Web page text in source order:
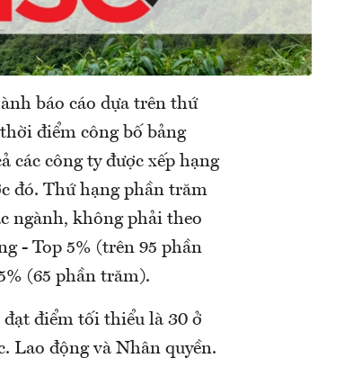
báo cáo dựa trên thứ
điểm công bố bảng
các công ty được xếp hạng
đó. Thứ hạng phần trăm
ngành, không phải theo
- Top 5% (trên 95 phần
(65 phần trăm).
điểm tối thiểu là 30 ở
Lao động và Nhân quyền.